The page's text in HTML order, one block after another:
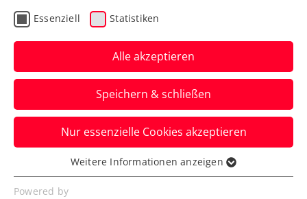
ATP Mallorca: Ofner feiert
ersten Sieg in der
Rasensaison
Dominic Thiem unterliegt hingegen beim
Duell Grand-Slam-Champion gegen
Tennisentertainer.
Verfasst von: Manuel Wachta, 24.06.2024
Essenziell Statistiken
Alle akzeptieren
Speichern & schließen
Nur essenzielle Cookies akzeptieren
Essenziell
Essenzielle Cookies werden für grundlegende
Weitere Informationen anzeigen
Powered by